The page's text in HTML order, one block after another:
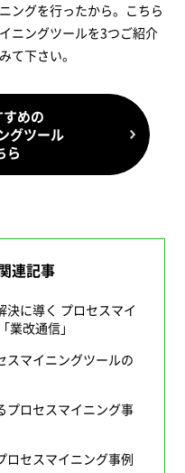
ングを行ったから。こちら
ニングツールを3つご紹介
て下さい。
めの
グツール
ら
連記事
決に導く プロセスマイ
業改通信」
スマイニングツールの
プロセスマイニング事
ロセスマイニング事例